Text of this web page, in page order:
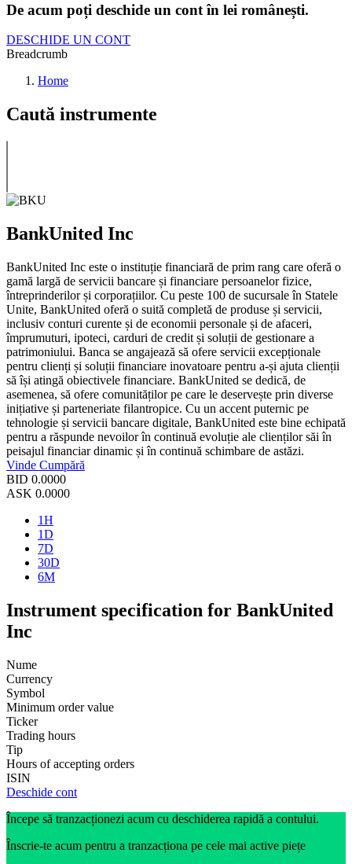
De acum poți deschide un cont în lei românești.
DESCHIDE UN CONT
Breadcrumb
Home
Caută instrumente
BankUnited Inc
BankUnited Inc este o instituție financiară de prim rang care oferă o
gamă largă de servicii bancare și financiare persoanelor fizice,
întreprinderilor și corporațiilor. Cu peste 100 de sucursale în Statele
Unite, BankUnited oferă o suită completă de produse și servicii,
inclusiv conturi curente și de economii personale și de afaceri,
împrumuturi, ipoteci, carduri de credit și soluții de gestionare a
patrimoniului. Banca se angajează să ofere servicii excepționale
pentru clienți și soluții financiare inovatoare pentru a-și ajuta clienții
să își atingă obiectivele financiare. BankUnited se dedică, de
asemenea, să ofere comunităților pe care le deservește prin diverse
inițiative și parteneriate filantropice. Cu un accent puternic pe
tehnologie și servicii bancare digitale, BankUnited este bine echipată
pentru a răspunde nevoilor în continuă evoluție ale clienților săi în
peisajul financiar dinamic și în continuă schimbare de astăzi.
Vinde Cumpără
BID 0.0000
ASK 0.0000
1H
1D
7D
30D
6M
Instrument specification for BankUnited
Inc
Nume
Currency
Symbol
Minimum order value
Ticker
Trading hours
Tip
Hours of accepting orders
ISIN
Deschide cont
Începe să tranzacționezi acum cu deschiderea rapidă a contului.
Înscrie-te acum pentru a tranzacționa pe cele mai active piețe